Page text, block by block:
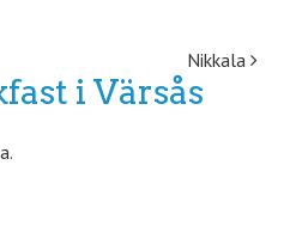
Nikkala
i Värsås